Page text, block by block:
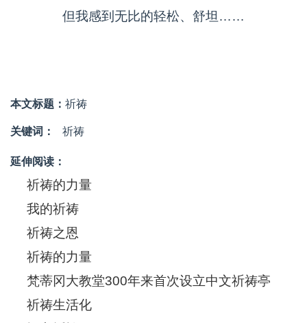
但我感到无比的轻松、舒坦……
本文标题： 祈祷
关键词： 祈祷
延伸阅读：
祈祷的力量
我的祈祷
祈祷之恩
祈祷的力量
梵蒂冈大教堂300年来首次设立中文祈祷亭
祈祷生活化